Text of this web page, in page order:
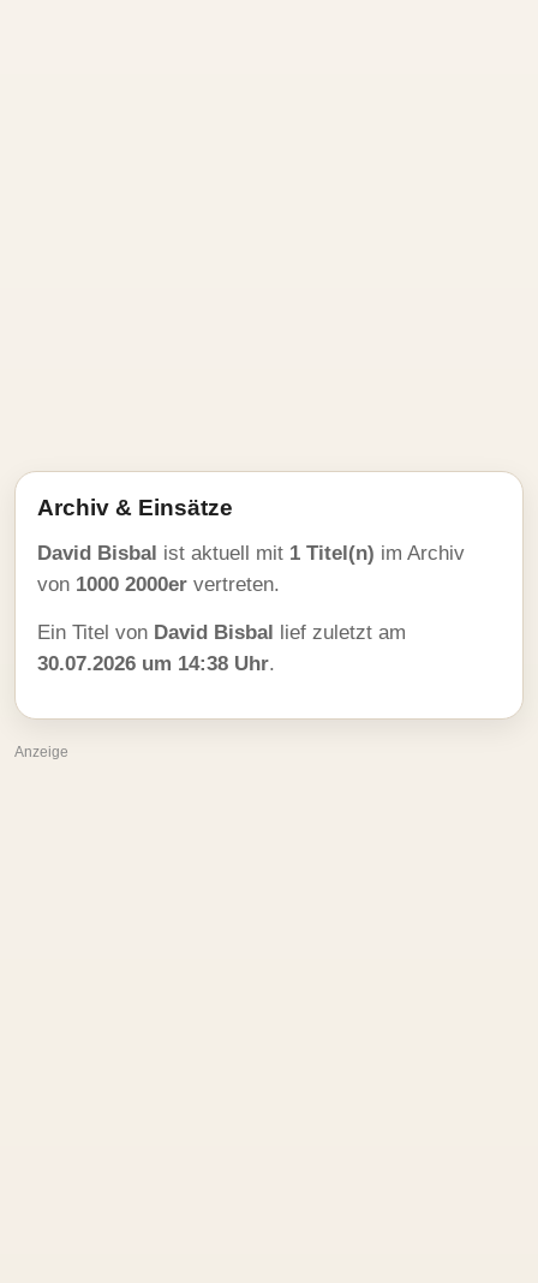
Archiv & Einsätze
David Bisbal ist aktuell mit 1 Titel(n) im Archiv
von 1000 2000er vertreten.
Ein Titel von David Bisbal lief zuletzt am
30.07.2026 um 14:38 Uhr.
Anzeige